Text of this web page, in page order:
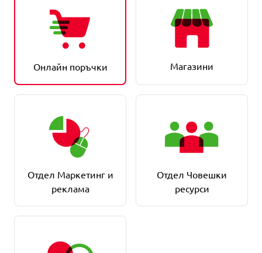
Онлайн поръчки Магазини
Отдел Маркетинг и
реклама
Отдел Човешки
ресурси